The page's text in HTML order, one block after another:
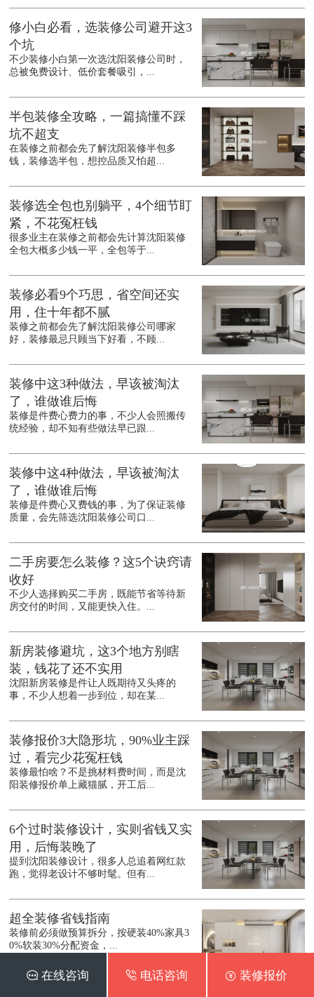
修小白必看，选装修公司避开这3
个坑
不少装修小白第一次选沈阳装修公司时，
总被免费设计、低价套餐吸引，...
半包装修全攻略，一篇搞懂不踩
坑不超支
在装修之前都会先了解沈阳装修半包多
钱，装修选半包，想控品质又怕超...
装修选全包也别躺平，4个细节盯
紧，不花冤枉钱
很多业主在装修之前都会先计算沈阳装修
全包大概多少钱一平，全包等于...
装修必看9个巧思，省空间还实
用，住十年都不腻
装修之前都会先了解沈阳装修公司哪家
好，装修最忌只顾当下好看，不顾...
装修中这3种做法，早该被淘汰
了，谁做谁后悔
装修是件费心费力的事，不少人会照搬传
统经验，却不知有些做法早已跟...
装修中这4种做法，早该被淘汰
了，谁做谁后悔
装修是件费心又费钱的事，为了保证装修
质量，会先筛选沈阳装修公司口...
二手房要怎么装修？这5个诀窍请
收好
不少人选择购买二手房，既能节省等待新
房交付的时间，又能更快入住。...
新房装修避坑，这3个地方别瞎
装，钱花了还不实用
沈阳新房装修是件让人既期待又头疼的
事，不少人想着一步到位，却在某...
装修报价3大隐形坑，90%业主踩
过，看完少花冤枉钱
装修最怕啥？不是挑材料费时间，而是沈
阳装修报价单上藏猫腻，开工后...
6个过时装修设计，实则省钱又实
用，后悔装晚了
提到沈阳装修设计，很多人总追着网红款
跑，觉得老设计不够时髦。但有...
超全装修省钱指南
装修前必须做预算拆分，按硬装40%家具3
0%软装30%分配资金，...
 在线咨询  电话咨询  装修报价